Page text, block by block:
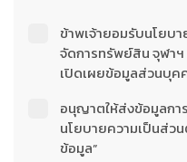
ข้าพเจ้ายอมรับนโยบ
จัดการทรัพย์สิน จุฬาฯ
เปิดเผยข้อมูลส่วนบุค
อนุญาตให้ส่งข้อมูลกา
นโยบายความเป็นส่วน
ข้อมูล”